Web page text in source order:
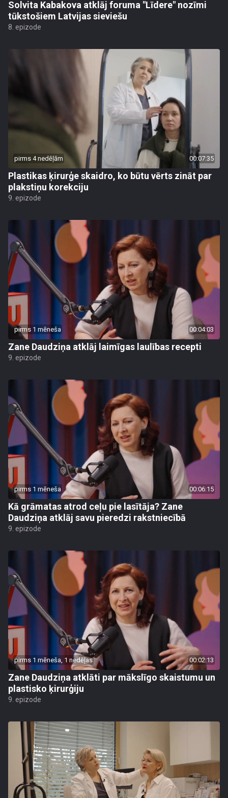
Solvita Kabakova atklāj foruma "Līdere" nozīmi
tūkstošiem Latvijas sieviešu
8. epizode
pirms 4 nedēļām 00:07:35
Plastikas ķirurģe skaidro, ko būtu vērts zināt par
plakstiņu korekciju
9. epizode
pirms 1 mēneša 00:04:03
Zane Daudziņa atklāj laimīgas laulības recepti
9. epizode
pirms 1 mēneša 00:06:15
Kā grāmatas atrod ceļu pie lasītāja? Zane
Daudziņa atklāj savu pieredzi rakstniecībā
9. epizode
pirms 1 mēneša, 1 nedēļas 00:02:13
Zane Daudziņa atklāti par mākslīgo skaistumu un
plastisko ķirurģiju
9. epizode